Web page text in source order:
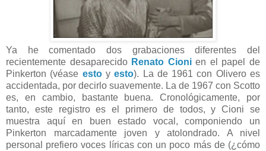
Ya he comentado dos grabaciones diferentes del
recientemente desaparecido Renato Cionien el papel de
Pinkerton (véase estoyesto). La de 1961 con Olivero es
accidentada, por decirlo suavemente. La de 1967 con Scotto
es, en cambio, bastante buena. Cronológicamente, por
tanto, este registro es el primero de todos, y Cioni se
muestra aquí en buen estado vocal, componiendo un
Pinkerton marcadamente joven y atolondrado. A nivel
personal prefiero voces líricas con un poco más de (¿cómo